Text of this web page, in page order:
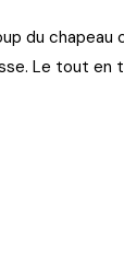
du chapeau
Le tout en